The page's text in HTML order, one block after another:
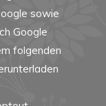
sowie
Google
folgenden